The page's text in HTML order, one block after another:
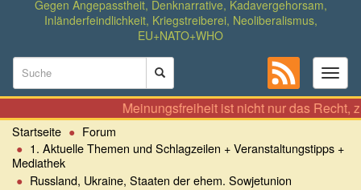
Gegen Angepasstheit, Denknarrative, Kadavergehorsam,
Inländerfeindlichkeit, Kriegstreiberei, Neoliberalismus,
EU+NATO+WHO
Suchformular
Suche
Meinungsfreiheit ist nicht nur das Recht, zu
Startseite
Forum
1. Aktuelle Themen und Schlagzeilen + Veranstaltungstipps +
Mediathek
Russland, Ukraine, Staaten der ehem. Sowjetunion